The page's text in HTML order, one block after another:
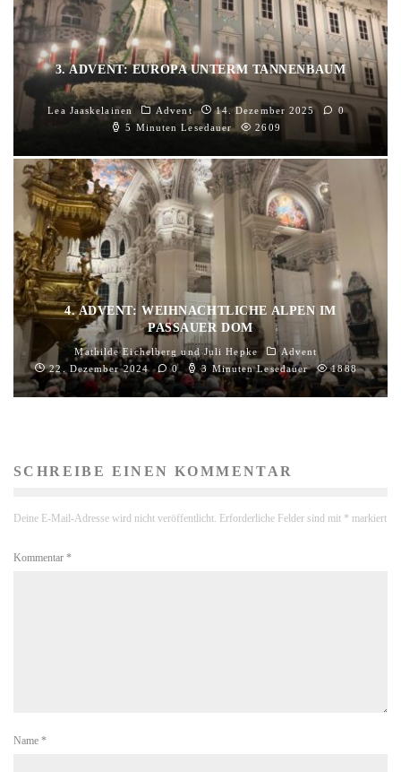
3. ADVENT: EUROPA UNTERM TANNENBAUM
Lea Jaaskelainen Advent 14. Dezember 2025
0
5 Minuten Lesedauer
2609
4. ADVENT: WEIHNACHTLICHE ALPEN IM
PASSAUER DOM
Mathilde Eichelberg undJuli Hepke
Advent
22. Dezember 2024
0 3 Minuten Lesedauer 1888
SCHREIBE EINEN KOMMENTAR
Deine E-Mail-Adresse wird nicht veröffentlicht. Erforderliche Felder sind mit * markiert
Kommentar *
Name *